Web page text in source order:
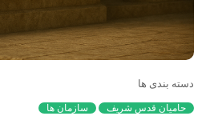
دسته بندی ها
حامیان قدس شریف سازمان ها